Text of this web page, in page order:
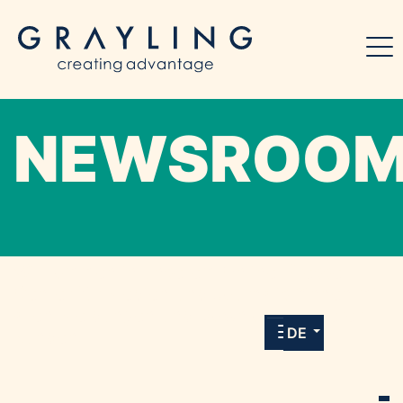
allen Meldungen und Downloads unserer
DE